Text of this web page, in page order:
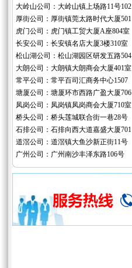
大岭山公司：大岭山镇上场路11号102
厚街公司：厚街镇莞太路时代大厦501
虎门公司：虎门镇工贸大厦A座804室
长安公司：长安镇名店大厦3楼310室
松山湖公司：松山湖园区研发五路504
大朗公司：大朗镇大朗商会大厦401室
常平公司：常平百司汇商务中心1507
塘厦公司：塘厦环市西路广盈大厦706
凤岗公司：凤岗镇凤岗商会大厦710室
桥头公司：桥头莲城联合街一巷28号
石排公司：石排向西大道嘉盛大厦701
道滘公司：道滘镇大鱼沙新正街11号
广州公司：广州南沙丰泽东路106号